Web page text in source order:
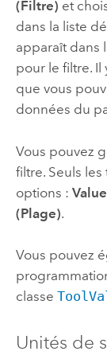
(Filtre) et
dans la liste
apparaît dans
pour le filtre. Il
que vous
données du
Vous pouvez
filtre. Seuls les
options :
(Plage).
Vous pouvez
classe
Unités de